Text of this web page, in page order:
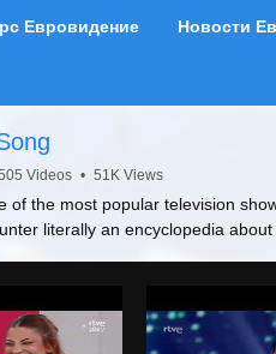
Евровидение Новости
Videos • 51K Views
of the most popular television
literally an encyclopedia